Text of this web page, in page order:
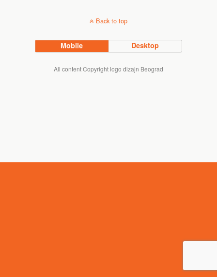
Back to top
Mobile Desktop
All content Copyright logo dizajn Beograd